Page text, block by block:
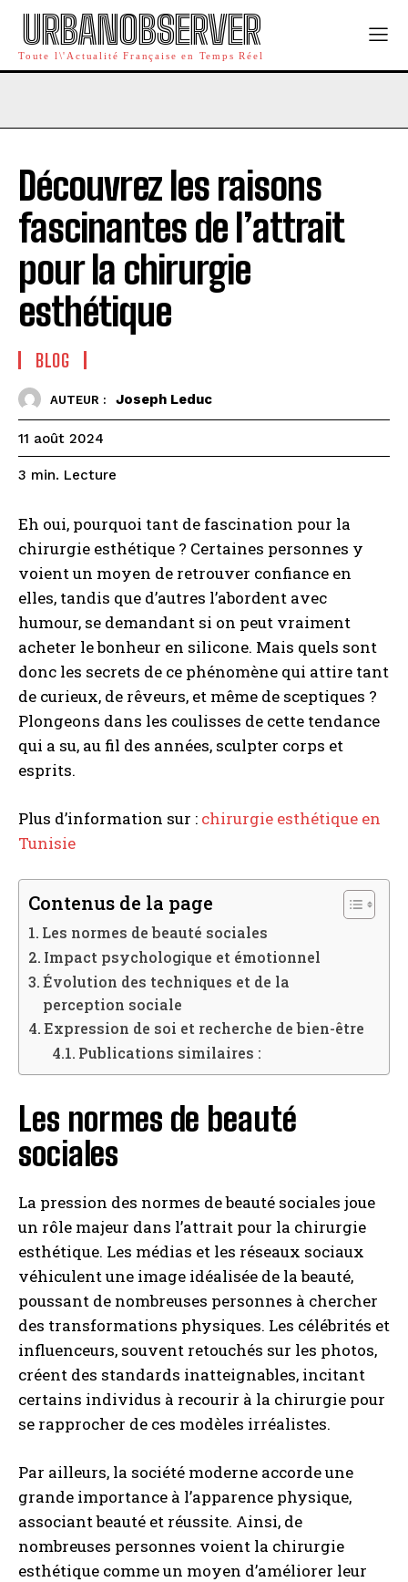
URBANOBSERVER
Toute l\'Actualité Française en Temps Réel
Découvrez les raisons
fascinantes de l’attrait
pour la chirurgie
esthétique
BLOG
AUTEUR : Joseph Leduc
11 août 2024
3 min. Lecture
Eh oui, pourquoi tant de fascination pour la
chirurgie esthétique ? Certaines personnes y
voient un moyen de retrouver confiance en
elles, tandis que d’autres l’abordent avec
humour, se demandant si on peut vraiment
acheter le bonheur en silicone. Mais quels sont
donc les secrets de ce phénomène qui attire tant
de curieux, de rêveurs, et même de sceptiques ?
Plongeons dans les coulisses de cette tendance
qui a su, au fil des années, sculpter corps et
esprits.
Plus d’information sur : chirurgie esthétique en
Tunisie
Contenus de la page
Les normes de beauté sociales
Impact psychologique et émotionnel
Évolution des techniques et de la
perception sociale
Expression de soi et recherche de bien-être
Publications similaires :
Les normes de beauté
sociales
La pression des normes de beauté sociales joue
un rôle majeur dans l’attrait pour la chirurgie
esthétique. Les médias et les réseaux sociaux
véhiculent une image idéalisée de la beauté,
poussant de nombreuses personnes à chercher
des transformations physiques. Les célébrités et
influenceurs, souvent retouchés sur les photos,
créent des standards inatteignables, incitant
certains individus à recourir à la chirurgie pour
se rapprocher de ces modèles irréalistes.
Par ailleurs, la société moderne accorde une
grande importance à l’apparence physique,
associant beauté et réussite. Ainsi, de
nombreuses personnes voient la chirurgie
esthétique comme un moyen d’améliorer leur